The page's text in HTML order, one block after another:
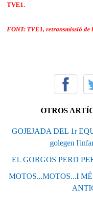
TVE1.
FONT: TVE1, retransmissió de
OTROS
GOJEJADA DEL 1r
golegen
EL GORGOS PERD
MOTOS...MOTOS...I